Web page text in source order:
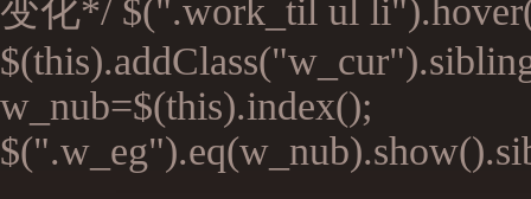
变化*/ $(".work_til ul
w_nub=$(this).index();